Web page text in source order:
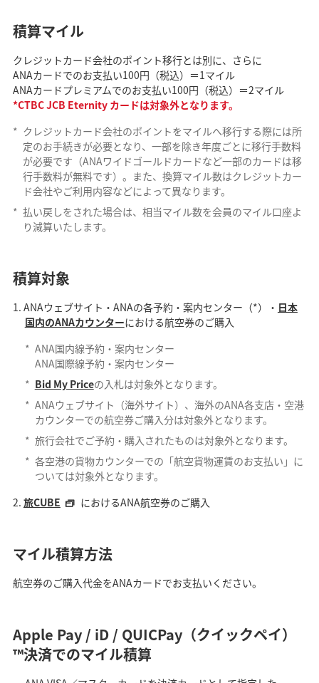
積算マイル
クレジットカード会社のポイント移行とは別に、さらに
ANAカードでのお支払い100円（税込）＝1マイル
ANAカードプレミアムでのお支払い100円（税込）＝2マイル
*CTBC JCB Eternity カードは対象外となります。
* クレジットカード会社のポイントをマイルへ移行する際には所
定のお手続きが必要となり、一部を除き年度ごとに移行手数料
が必要です（ANAワイドゴールドカードなど一部のカードは移
行手数料が無料です）。また、換算マイル数はクレジットカー
ド会社やご利用内容などによって異なります。
* 払い戻しをされた場合は、相当マイル数を会員のマイル口座よ
り減算いたします。
積算対象
ANAウェブサイト・ANAの各予約・案内センター（*）・ 日本
国内のANAカウンターにおける航空券のご購入
* ANA国内線予約・案内センター
ANA国際線予約・案内センター
* Bid My Priceの入札は対象外となります。
* ANAウェブサイト（海外サイト）、海外のANA各支店・空港
カウンターでの航空券ご購入分は対象外となります。
* 旅行会社でご予約・購入されたものは対象外となります。
* 各空港の貨物カウンターでの「航空貨物運賃のお支払い」に
ついては対象外となります。
旅CUBE
におけるANA航空券のご購入
マイル積算方法
航空券のご購入代金をANAカードでお支払いください。
Apple Pay / iD / QUICPay（クイックペイ）
™決済でのマイル積算